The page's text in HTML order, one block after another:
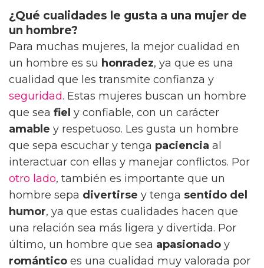
¿Qué cualidades le gusta a una mujer de
un hombre?
Para muchas mujeres, la mejor cualidad en
un hombre es su honradez, ya que es una
cualidad que les transmite confianza y
seguridad. Estas mujeres buscan un hombre
que sea fiel y confiable, con un carácter
amable y respetuoso. Les gusta un hombre
que sepa escuchar y tenga paciencia al
interactuar con ellas y manejar conflictos. Por
otro lado, también es importante que un
hombre sepa divertirse y tenga sentido del
humor, ya que estas cualidades hacen que
una relación sea más ligera y divertida. Por
último, un hombre que sea apasionado y
romántico es una cualidad muy valorada por